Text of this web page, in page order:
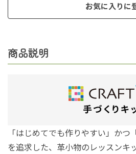
お気に入りに
商品説明
「はじめてでも作りやすい」かつ
を追求した、革小物のレッスンキ